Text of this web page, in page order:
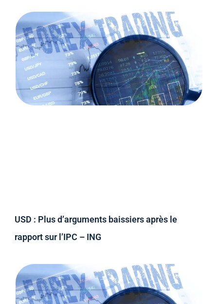
USD : Plus d’arguments baissiers après le
rapport sur l’IPC – ING